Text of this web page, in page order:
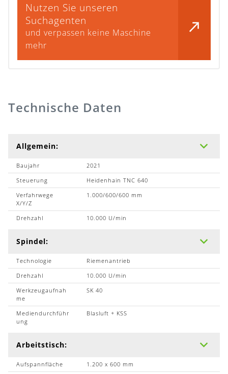
Nutzen Sie unseren
Suchagenten
und verpassen keine Maschine
mehr
Technische Daten
Allgemein:
Baujahr
2021
Steuerung
Heidenhain TNC 640
Verfahrwege
X/Y/Z
1.000/600/600 mm
Drehzahl 10.000 U/min
Spindel:
Technologie
Riemenantrieb
Drehzahl
10.000 U/min
Werkzeugaufnah
me
SK 40
Mediendurchführ
ung
Blasluft + KSS
Arbeitstisch:
Aufspannfläche
1.200 x 600 mm